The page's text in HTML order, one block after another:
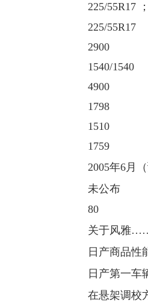
225/55R17 ；
225/55R17
2900
1540/1540
4900
1798
1510
1759
2005年6月（
未公布
80
关于风雅
日产商品性能
日产第一车辆
在悬架调校方